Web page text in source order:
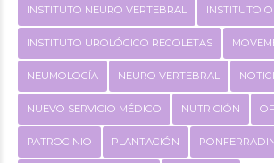
INSTITUTO NEURO VERTEBRAL INSTITUTO
INSTITUTO UROLÓGICO RECOLETAS
NEUMOLOGÍA NEURO VERTEBRAL
NUEVO SERVICIO MÉDICO NUTRICIÓN
PATROCINIO PLANTACIÓN